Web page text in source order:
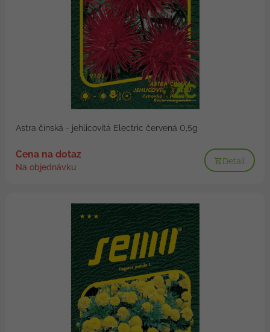
Astra čínská - jehlicovitá Electric červená 0,5g
Cena na dotaz
Na objednávku
Detail